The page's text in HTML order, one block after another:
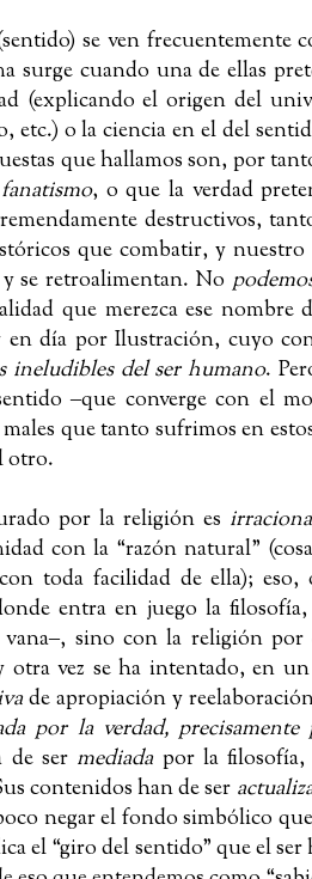
se ven frecuentemente
surge cuando una de ellas
(explicando el origen del
etc.) o la ciencia en el del
que hallamos son, por
fanatismo, o que la verdad
destructivos,
que combatir, y
se retroalimentan. No
que merezca ese nombre
día por Ilustración, cuyo
ineludibles del ser humano.
‒que converge con el
que tanto sufrimos en
otro.
por la religión es
con la “razón natural”
toda facilidad de ella);
entra en juego la
‒, sino con la religión por
vez se ha intentado, en
de apropiación y
por la verdad,
de ser mediadapor la filosofía,
contenidos han de ser
negar el fondo simbólico
el “giro del sentido” que el